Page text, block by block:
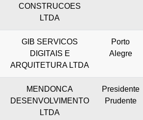
CONSTRUCOES
LTDA
GIB SERVICOS
DIGITAIS E
ARQUITETURA LTDA
Porto
Alegre
MENDONCA
DESENVOLVIMENTO
LTDA
Presidente
Prudente